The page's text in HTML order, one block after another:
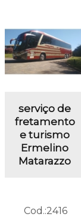
serviço de
fretamento
e turismo
Ermelino
Matarazzo
Cod.:2416